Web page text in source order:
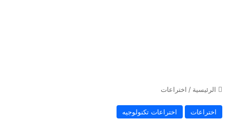
الرئيسية / اختراعات
اختراعات اختراعات تكنولوجيه